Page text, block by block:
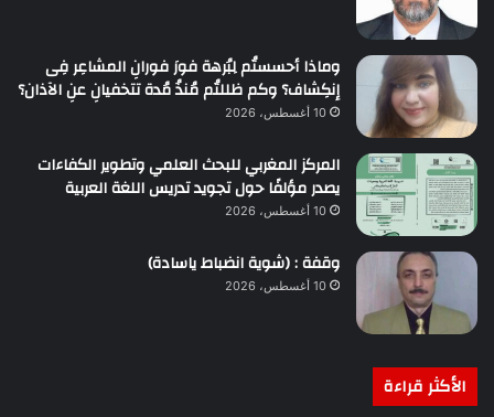
وماذا أحسستُم لِبُرهة فورَ فورانِ المشاعِر فِى
إنكِشاف؟ وكم ظللتُم مُنذُ مُدة تتخفيانِ عنِ الآذان؟
10 أغسطس، 2026
المركز المغربي للبحث العلمي وتطوير الكفاءات
يصدر مؤلفًا حول تجويد تدريس اللغة العربية
10 أغسطس، 2026
وقفة : (شوية انضباط ياسادة)
10 أغسطس، 2026
الأكثر قراءة